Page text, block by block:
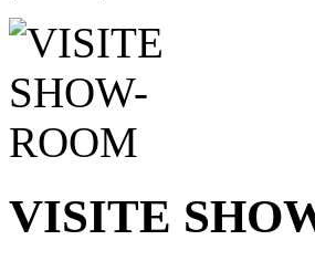
VISITE